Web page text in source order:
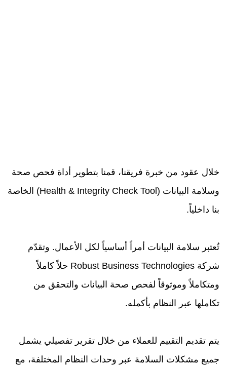
خلال عقود من خبرة فريقنا، قمنا بتطوير أداة فحص صحة
وسلامة البيانات (Health & Integrity Check Tool) الخاصة
بنا داخلياً.
تُعتبر سلامة البيانات أمراً أساسياً لكل الأعمال. وتقدّم
شركة Robust Business Technologies حلاً كاملاً
ومتكاملاً وموثوقاً لفحص صحة البيانات والتحقق من
تكاملها عبر النظام بأكمله.
يتم تقديم التقييم للعملاء من خلال تقرير تفصيلي يشمل
جميع مشكلات السلامة عبر وحدات النظام المختلفة، مع